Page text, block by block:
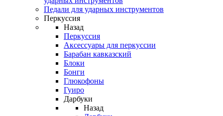
Педали для ударных инструментов
Перкуссия
Назад
Перкуссия
Аксессуары для перкуссии
Барабан кавказский
Блоки
Бонги
Глюкофоны
Гуиро
Дарбуки
Назад